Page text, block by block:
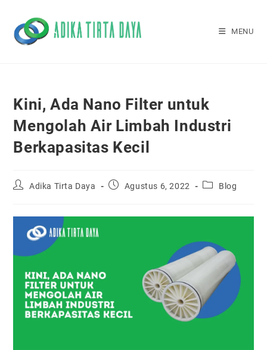
content
MENU
Kini, Ada Nano Filter untuk
Mengolah Air Limbah Industri
Berkapasitas Kecil
PostAdika Tirta Daya
PostAgustus 6, 2022
PostBlog